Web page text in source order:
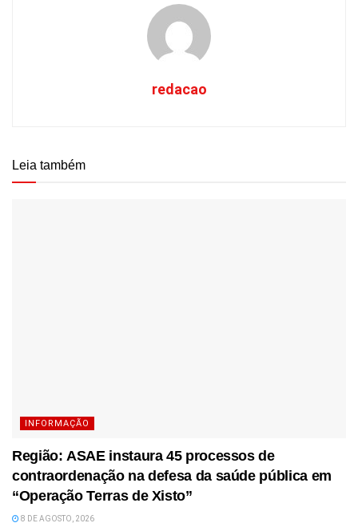
redacao
Leia também
INFORMAÇÃO
Região: ASAE instaura 45 processos de
contraordenação na defesa da saúde pública em
“Operação Terras de Xisto”
8 DE AGOSTO, 2026